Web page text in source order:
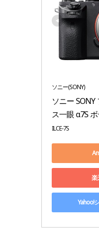
ソニー(SONY)
ソニー
ス一眼 α7S
ILCE-7S
楽
Yahoo!